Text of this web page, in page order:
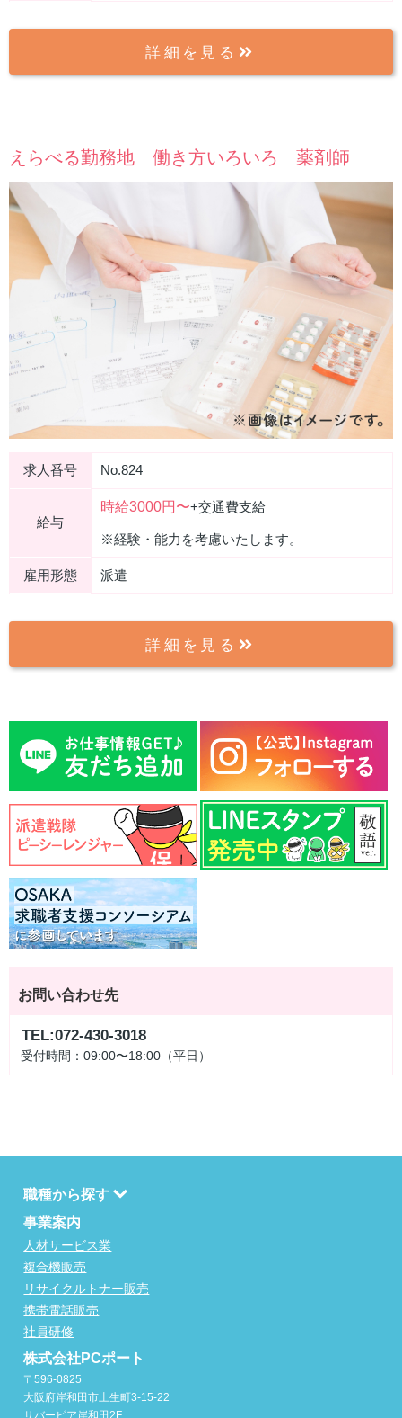
詳細を見る
えらべる勤務地 働き方いろいろ 薬剤師
求人番号 No.824
給与
時給3000円〜+交通費支給
※経験・能力を考慮いたします。
雇用形態 派遣
詳細を見る
お問い合わせ先
TEL:072-430-3018
受付時間：09:00〜18:00（平日）
職種から探す
事業案内
人材サービス業
複合機販売
リサイクルトナー販売
携帯電話販売
社員研修
株式会社PCポート
〒596-0825
大阪府岸和田市土生町3-15-22
サバービア岸和田2F